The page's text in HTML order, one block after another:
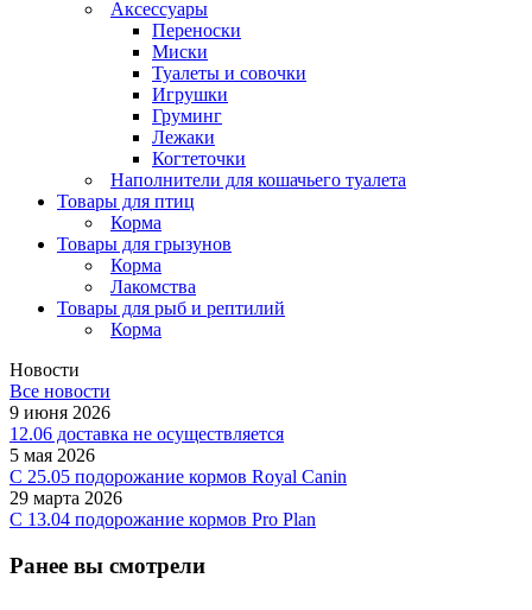
Аксессуары
Переноски
Миски
Туалеты и совочки
Игрушки
Груминг
Лежаки
Когтеточки
Наполнители для кошачьего туалета
Товары для птиц
Корма
Товары для грызунов
Корма
Лакомства
Товары для рыб и рептилий
Корма
Новости
Все новости
9 июня 2026
12.06 доставка не осуществляется
5 мая 2026
C 25.05 подорожание кормов Royal Canin
29 марта 2026
С 13.04 подорожание кормов Pro Plan
Ранее вы смотрели